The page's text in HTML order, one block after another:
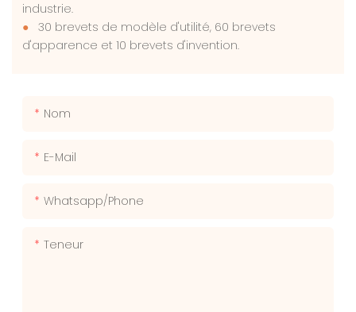
industrie.
● 30 brevets de modèle d'utilité, 60 brevets
d'apparence et 10 brevets d'invention.
Nom
E-Mail
Whatsapp/phone
Teneur